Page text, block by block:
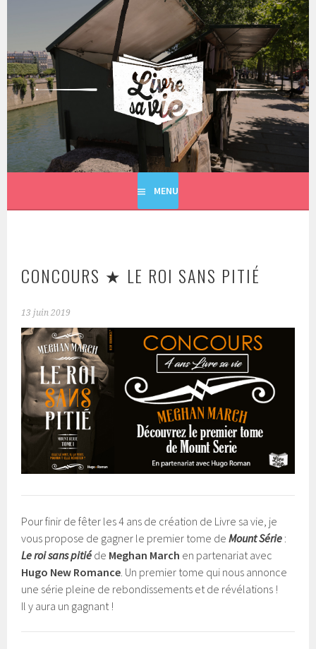
principal
LIVRE SA VIE
MENU
CONCOURS ★ LE ROI SANS PITIÉ
13 juin 2019
Pour finir de fêter les 4 ans de création de Livre sa vie, je
vous propose de gagner le premier tome deMount Série :
Le roi sans pitié de Meghan March en partenariat avec
Hugo New Romance . Un premier tome qui nous annonce
une série pleine de rebondissements et de révélations !
Il y aura un gagnant !